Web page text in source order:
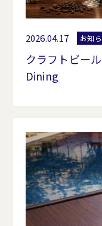
2026.04.17 お知
クラフトビー
Dining